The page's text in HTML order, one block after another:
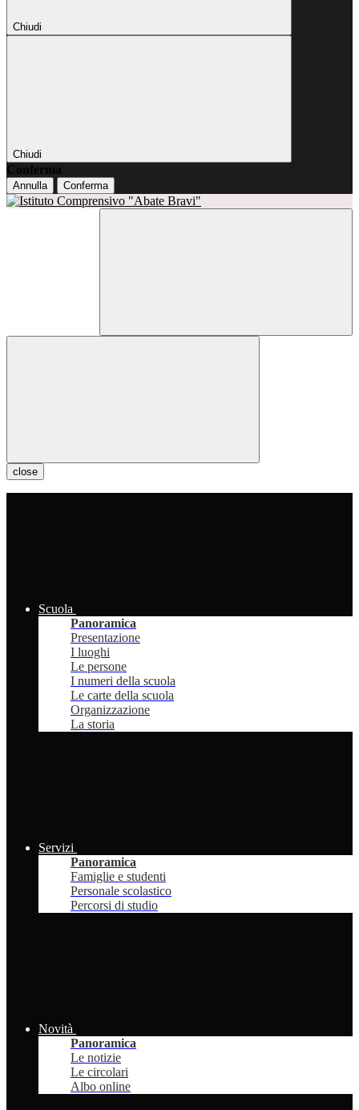
Chiudi
Chiudi
Conferma
Annulla Conferma
close
Scuola
Panoramica
Presentazione
I luoghi
Le persone
I numeri della scuola
Le carte della scuola
Organizzazione
La storia
Servizi
Panoramica
Famiglie e studenti
Personale scolastico
Percorsi di studio
Novità
Panoramica
Le notizie
Le circolari
Albo online